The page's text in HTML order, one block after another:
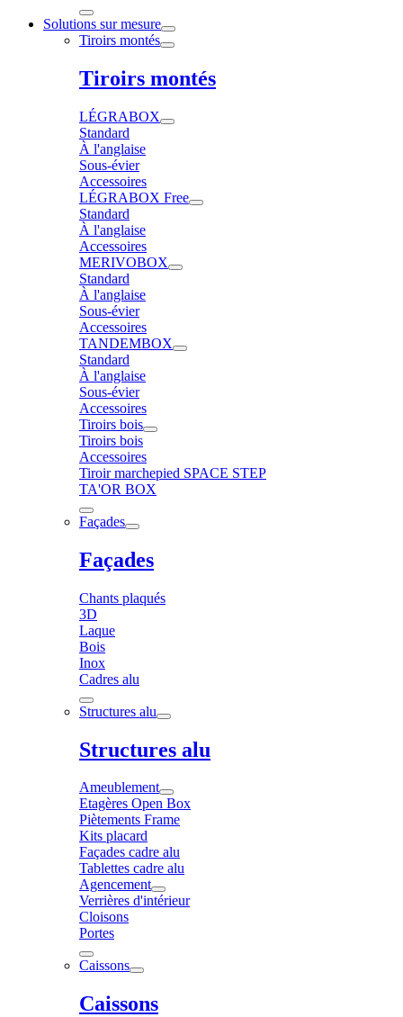
Solutions sur mesure
Tiroirs montés
Tiroirs montés
LÉGRABOX
Standard
À l'anglaise
Sous-évier
Accessoires
LÉGRABOX Free
Standard
À l'anglaise
Accessoires
MERIVOBOX
Standard
À l'anglaise
Sous-évier
Accessoires
TANDEMBOX
Standard
À l'anglaise
Sous-évier
Accessoires
Tiroirs bois
Tiroirs bois
Accessoires
Tiroir marchepied SPACE STEP
TA'OR BOX
Façades
Façades
Chants plaqués
3D
Laque
Bois
Inox
Cadres alu
Structures alu
Structures alu
Ameublement
Etagères Open Box
Piètements Frame
Kits placard
Façades cadre alu
Tablettes cadre alu
Agencement
Verrières d'intérieur
Cloisons
Portes
Caissons
Caissons